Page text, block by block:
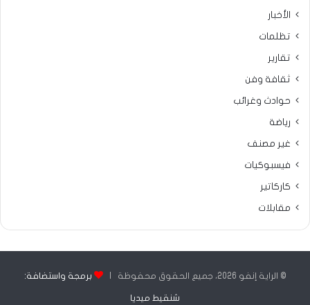
الأخبار
تظلمات
تقارير
ثقافة وفن
حوادث وغرائب
رياضة
غير مصنف
فيسبوكيات
كاركاتير
مقابلات
© الراية إنفو 2026، جميع الحقوق محفوظة | برمجة واستضافة:
شنقيط ميديا